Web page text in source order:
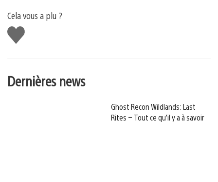
Cela vous a plu ?
J'aime
Dernières news
Ghost Recon Wildlands: Last
Rites – Tout ce qu’il y a à savoir